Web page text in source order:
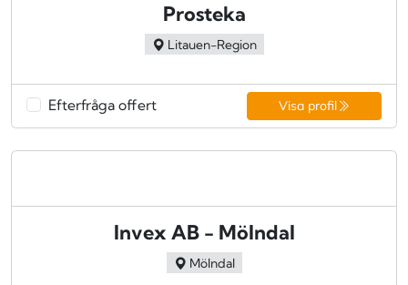
Prosteka
Litauen-Region
Efterfråga offert Visa profil
Invex AB - Mölndal
Mölndal